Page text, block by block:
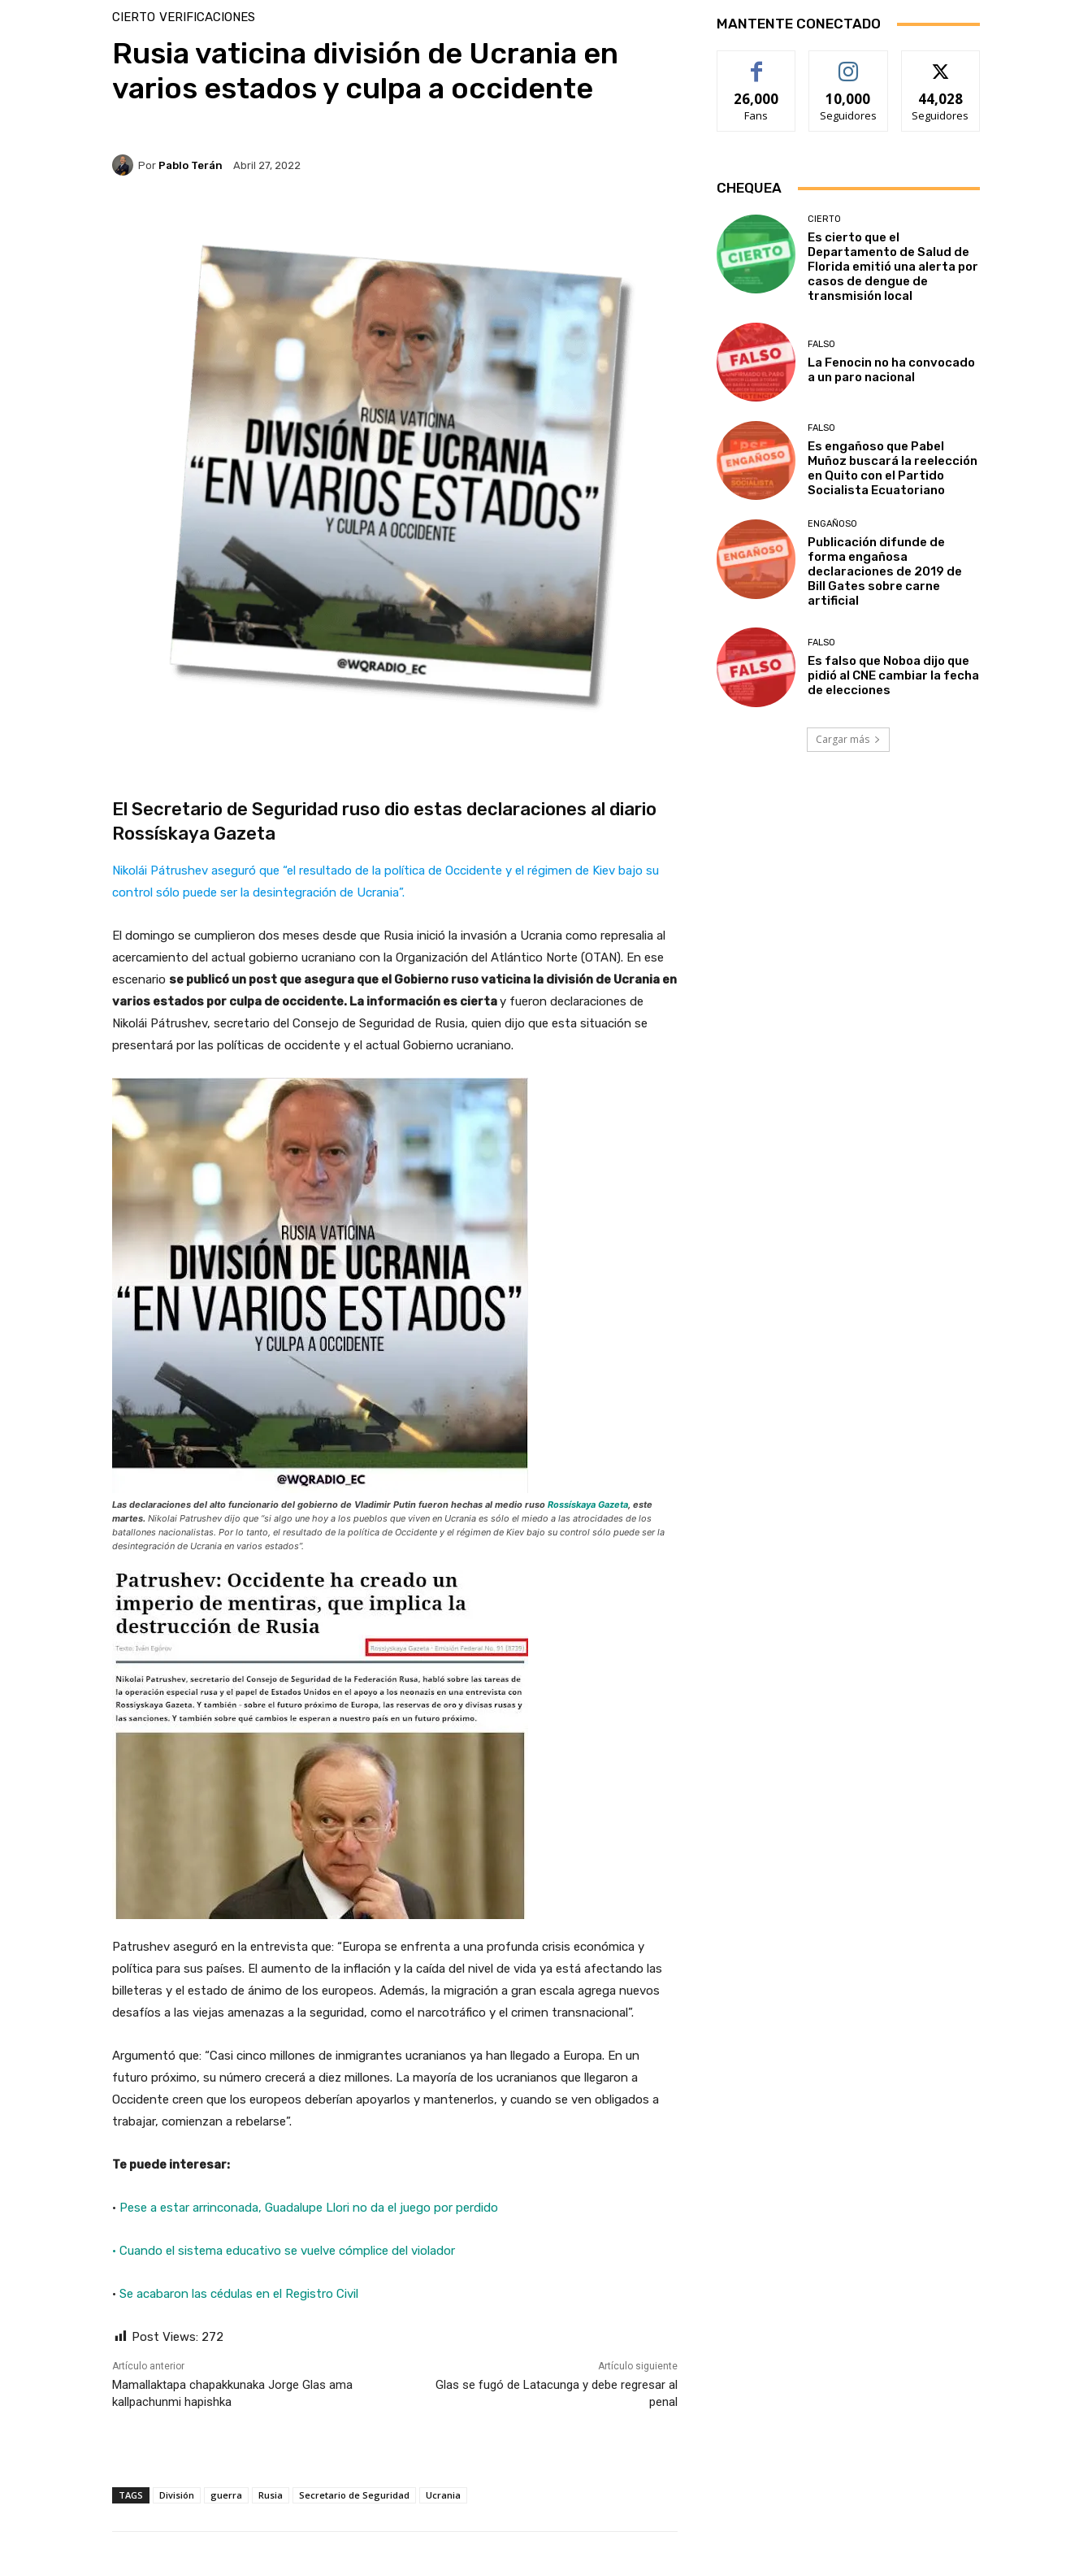
CIERTO VERIFICACIONES
Rusia vaticina división de Ucrania en
varios estados y culpa a occidente
Por Pablo Terán Abril 27, 2022
El Secretario de Seguridad ruso dio estas declaraciones al diario
Rossískaya Gazeta
Nikolái Pátrushev aseguró que “el resultado de la política de Occidente y el régimen de Kiev bajo su
control sólo puede ser la desintegración de Ucrania”.
El domingo se cumplieron dos meses desde que Rusia inició la invasión a Ucrania como represalia al
acercamiento del actual gobierno ucraniano con la Organización del Atlántico Norte (OTAN). En ese
escenario se publicó un post que asegura que el Gobierno ruso vaticina la división de Ucrania en
varios estados por culpa de occidente. La información es ciertay fueron declaraciones de
Nikolái Pátrushev, secretario del Consejo de Seguridad de Rusia, quien dijo que esta situación se
presentará por las políticas de occidente y el actual Gobierno ucraniano.
Las declaraciones del alto funcionario del gobierno de Vladimir Putin fueron hechas al medio ruso Rossískaya Gazeta, este
martes. Nikolai Patrushev dijo que “si algo une hoy a los pueblos que viven en Ucrania es sólo el miedo a las atrocidades de los
batallones nacionalistas. Por lo tanto, el resultado de la política de Occidente y el régimen de Kiev bajo su control sólo puede ser la
desintegración de Ucrania en varios estados”.
Patrushev aseguró en la entrevista que: “Europa se enfrenta a una profunda crisis económica y
política para sus países. El aumento de la inflación y la caída del nivel de vida ya está afectando las
billeteras y el estado de ánimo de los europeos. Además, la migración a gran escala agrega nuevos
desafíos a las viejas amenazas a la seguridad, como el narcotráfico y el crimen transnacional”.
Argumentó que: “Casi cinco millones de inmigrantes ucranianos ya han llegado a Europa. En un
futuro próximo, su número crecerá a diez millones. La mayoría de los ucranianos que llegaron a
Occidente creen que los europeos deberían apoyarlos y mantenerlos, y cuando se ven obligados a
trabajar, comienzan a rebelarse”.
Te puede interesar:
· Pese a estar arrinconada, Guadalupe Llori no da el juego por perdido
· Cuando el sistema educativo se vuelve cómplice del violador
· Se acabaron las cédulas en el Registro Civil
Post Views: 272
Artículo anterior
Mamallaktapa chapakkunaka Jorge Glas ama
kallpachunmi hapishka
Artículo siguiente
Glas se fugó de Latacunga y debe regresar al
penal
TAGS División guerra Rusia Secretario de Seguridad Ucrania
MANTENTE CONECTADO
26,000
Fans
10,000
Seguidores
44,028
Seguidores
CHEQUEA
CIERTO
Es cierto que el
Departamento de Salud de
Florida emitió una alerta por
casos de dengue de
transmisión local
FALSO
La Fenocin no ha convocado
a un paro nacional
FALSO
Es engañoso que Pabel
Muñoz buscará la reelección
en Quito con el Partido
Socialista Ecuatoriano
ENGAÑOSO
Publicación difunde de
forma engañosa
declaraciones de 2019 de
Bill Gates sobre carne
artificial
FALSO
Es falso que Noboa dijo que
pidió al CNE cambiar la fecha
de elecciones
Cargar más